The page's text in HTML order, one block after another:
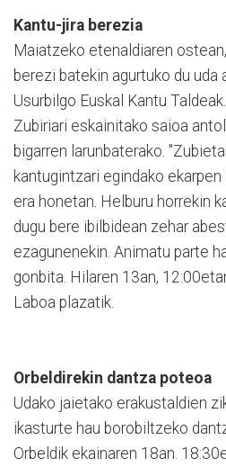
Kantu-jira berezia
Maiatzeko etenaldiaren
berezi batekin agurtuko du uda
Usurbilgo Euskal Kantu
Zubiriari eskainitako saioa
bigarren larunbaterako.
kantugintzari egindako
era honetan. Helburu horrekin
dugu bere ibilbidean zehar
ezagunenekin. Animatu parte
gonbita. Hilaren 13an,
Laboa plazatik.
Orbeldirekin dantza poteoa
Udako jaietako erakustaldien
ikasturte hau borobiltzeko
Orbeldik ekainaren 18an.